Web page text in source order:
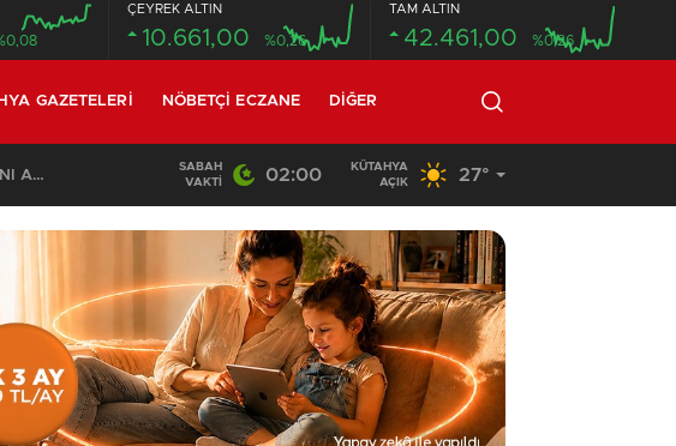
ÇEYREK ALTIN
10.661,00 %0,26
TAM ALTIN
42.461,00 %0,26
GAZETELERI NÖBETÇI ECZANE DIĞER
SON DAKİKA – AYDEMİR ‘BİRAZ BEKLEYİN’ DEMİŞTİ… BELEDİYE BAŞKANI AK PARTİ’YE GEÇİYOR 12:49 / 17 YAŞINDAKİ GENCİN CANSIZ BEDENİ ORMANLIK
SABAH
VAKTI
02:00
KÜTAHYA
AÇIK
27°